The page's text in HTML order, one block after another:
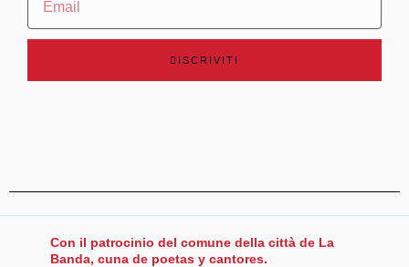
ISCRIVITI
Con il patrocinio del comune della città de La
Banda, cuna de poetas y cantores.